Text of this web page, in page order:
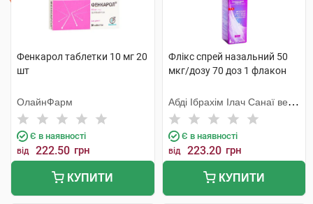
Фенкарол таблетки 10 мг 20
шт
ОлайнФарм
Є в наявності
від 222.50 грн
КУПИТИ
Флікс спрей назальний 50
мкг/дозу 70 доз 1 флакон
Абді Ібрахім Ілач Санаї ве
Тіджарет
Є в наявності
від 223.20 грн
КУПИТИ